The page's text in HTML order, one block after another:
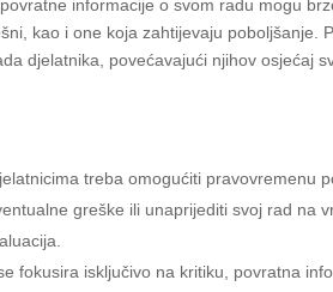
informacije o svom radu mogu
kao i one koja zahtijevaju poboljšanje.
djelatnika, povećavajući njihov osjećaj
treba omogućiti pravovremenu
greške ili unaprijediti svoj rad na
fokusira isključivo na kritiku, povratna